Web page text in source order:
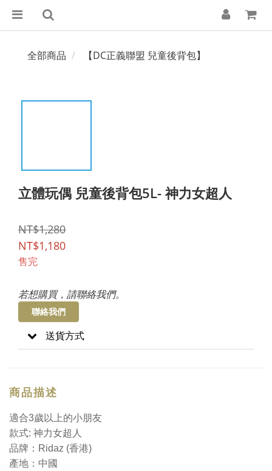
全部商品 【DC正義聯盟 兒童後背包】
立體玩偶 兒童後背包5L- 神力女超人
NT$1,280
NT$1,180
售完
若想購買，請聯絡我們。
聯絡我們
送貨方式
商品描述
適合3歲以上的小朋友
款式: 神力女超人
品牌：Ridaz (香港)
產地：中國